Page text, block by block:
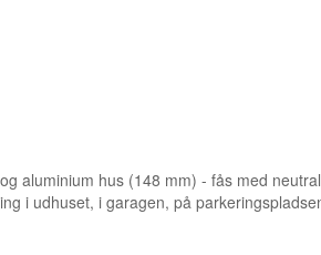
aluminium hus (148 mm) - fås med
i udhuset, i garagen, på